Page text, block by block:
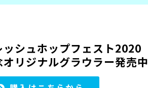
ッシュホップフェスト2020
オリジナルグラウラー発売中